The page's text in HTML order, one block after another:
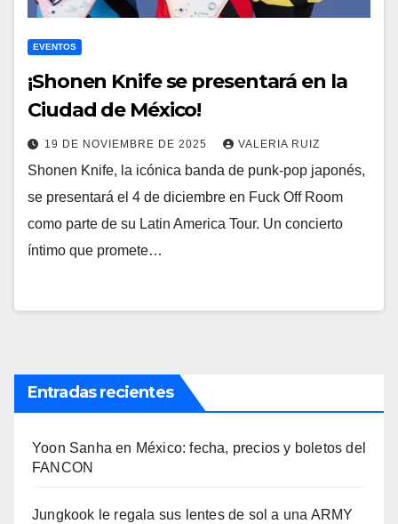
EVENTOS
¡Shonen Knife se presentará en la
Ciudad de México!
19 DE NOVIEMBRE DE 2025 VALERIA RUIZ
Shonen Knife, la icónica banda de punk-pop japonés,
se presentará el 4 de diciembre en Fuck Off Room
como parte de su Latin America Tour. Un concierto
íntimo que promete…
Entradas recientes
Yoon Sanha en México: fecha, precios y boletos del
FANCON
Jungkook le regala sus lentes de sol a una ARMY